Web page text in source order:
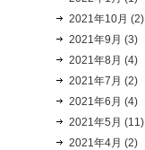
2021年10月 (2)
2021年9月 (3)
2021年8月 (4)
2021年7月 (2)
2021年6月 (4)
2021年5月 (11)
2021年4月 (2)